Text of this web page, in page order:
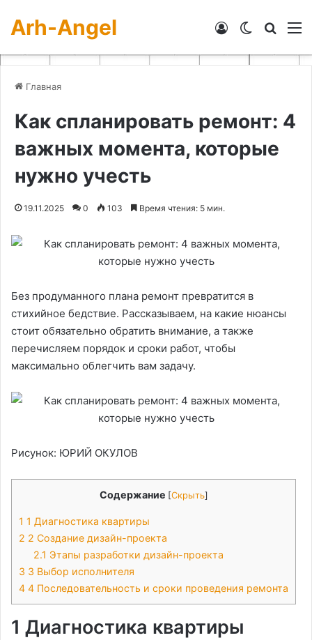
Arh-Angel Switch skin
Войти
Главная
Как спланировать ремонт: 4
важных момента, которые
нужно учесть
19.11.2025 0 103 Время чтения: 5 мин.
Без продуманного плана ремонт превратится в
стихийное бедствие. Рассказываем, на какие нюансы
стоит обязательно обратить внимание, а также
перечисляем порядок и сроки работ, чтобы
максимально облегчить вам задачу.
Рисунок: ЮРИЙ ОКУЛОВ
Содержание [Скрыть]
1 1 Диагностика квартиры
2 2 Создание дизайн-проекта
2.1 Этапы разработки дизайн-проекта
3 3 Выбор исполнителя
4 4 Последовательность и сроки проведения ремонта
1 Диагностика квартиры